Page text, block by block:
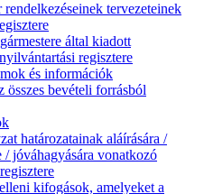
rendelkezéseinek tervezeteinek
által kiadott
regisztere
és információk
összes bevételi forrásból
határozatainak aláírására /
/ jóváhagyására vonatkozó
kifogások, amelyeket a